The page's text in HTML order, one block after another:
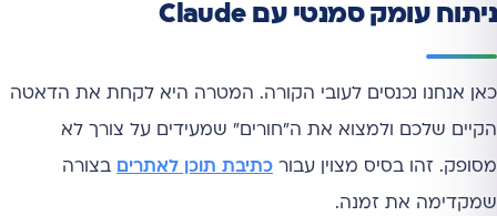
ניתוח עומק סמנטי עם Claude
כאן אנחנו נכנסים לעובי הקורה. המטרה היא לקחת את הדאטה
הקיים שלכם ולמצוא את ה"חורים" שמעידים על צורך לא
מסופק. זהו בסיס מצוין עבור כתיבת תוכן לאתרים בצורה
שמקדימה את זמנה.